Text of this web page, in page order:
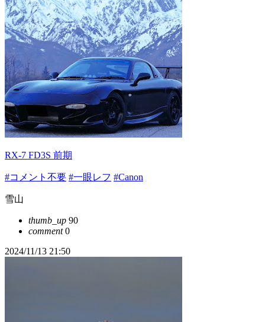
RX-7 FD3S 前期
#コメント不要 #一眼レフ #Canon
雪山
thumb_up 90
comment0
2024/11/13 21:50